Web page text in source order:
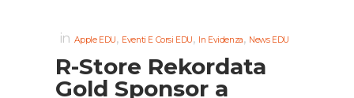
in Apple EDU, Eventi E Corsi EDU, In Evidenza, News EDU
R-Store Rekordata
Gold Sponsor a